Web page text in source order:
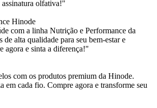
assinatura olfativa!"
Hinode
com a linha Nutrição e Performance da
alta qualidade para seu bem-estar e
agora e sinta a diferença!"
com os produtos premium da Hinode.
em cada fio. Compre agora e transforme seu